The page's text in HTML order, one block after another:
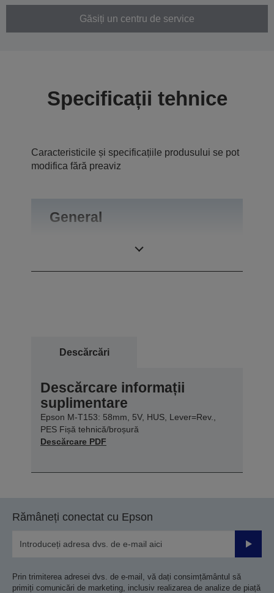
Găsiți un centru de service
Specificații tehnice
Caracteristicile și specificațiile produsului se pot
modifica fără preaviz
General
Descărcări
Descărcare informații
suplimentare
Epson M-T153: 58mm, 5V, HUS, Lever=Rev.,
PES Fișă tehnică/broșură
Descărcare PDF
Rămâneți conectat cu Epson
Prin trimiterea adresei dvs. de e-mail, vă dați consimțământul să
primiți comunicări de marketing, inclusiv realizarea de analize de piață